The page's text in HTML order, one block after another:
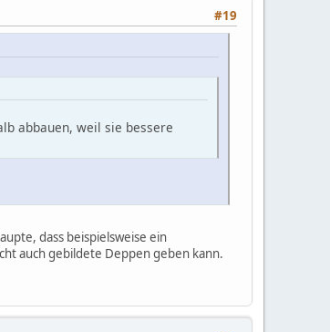
#19
abbauen, weil sie bessere
dass beispielsweise ein
auch gebildete Deppen geben kann.